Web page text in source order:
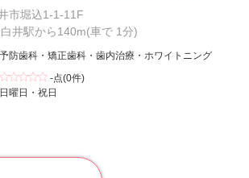
市堀込1-1-11F
井駅から140m(車で 1分)
防歯科・矯正歯科・歯内治療・ホワイトニング
-点(0件)
曜日・祝日